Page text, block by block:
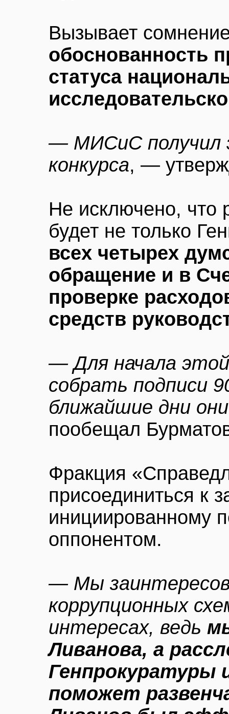
Вызывает
обоснованность
статуса
— МИСиС получил
конкурса, —
Не исключено,
будет не только
всех четырех
обращение и в
проверке
средств
— Для начала
собрать подписи
ближайшие дни
пообещал
Фракция
присоединиться к
инициированному
оппонентом.
— Мы
коррупционных
интересах, ведь
Ливанова, а
поможет